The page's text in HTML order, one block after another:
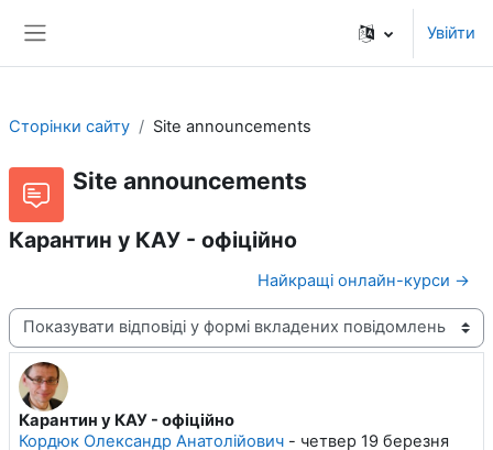
Увійти
Сторінки сайту Site announcements
Site announcements
Карантин у КАУ - офіційно
Найкращі онлайн-курси →
Тип показу
Карантин у КАУ - офіційно
Кордюк Олександр Анатолійович - четвер 19 березня
Кількість відповідей: 0